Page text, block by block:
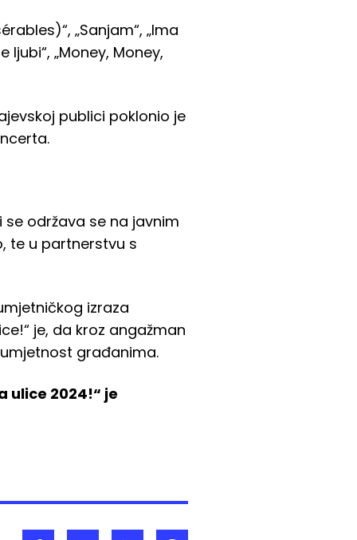
„Sanjam“, „Ima
„Money, Money,
publici poklonio je
održava se na javnim
te u partnerstvu s
izraza
je, da kroz angažman
građanima.
ulice 2024!“ je